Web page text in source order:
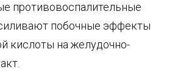
противовоспалительные
побочные эффекты
кислоты на желудочно-